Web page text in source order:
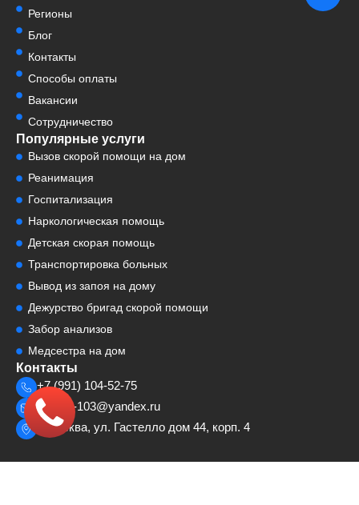
Регионы
Блог
Контакты
Способы оплаты
Вакансии
Сотрудничество
Популярные услуги
Вызов скорой помощи на дом
Реанимация
Госпитализация
Наркологическая помощь
Детская скорая помощь
Транспортировка больных
Вывод из запоя на дому
Дежурство бригад скорой помощи
Забор анализов
Медсестра на дом
Контакты
+7 (991) 104-52-75
cosmp-103@yandex.ru
г. Москва, ул. Гастелло дом 44, корп. 4